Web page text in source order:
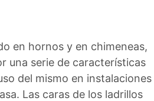
en hornos y en chimeneas,
una serie de características
del mismo en instalaciones
Las caras de los ladrillos